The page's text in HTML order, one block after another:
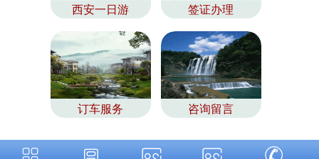
西安一日游 签证办理
订车服务 咨询留言